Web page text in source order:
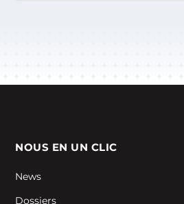
NOUS EN UN CLIC
News
Dossiers